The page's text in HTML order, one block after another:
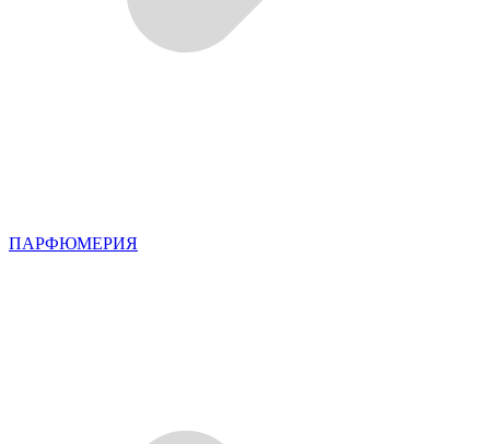
ПАРФЮМЕРИЯ